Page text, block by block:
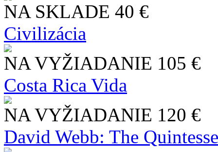
NA SKLADE 40 €
Civilizácia
NA VYŽIADANIE 105 €
Costa Rica Vida
NA VYŽIADANIE 120 €
David Webb: The